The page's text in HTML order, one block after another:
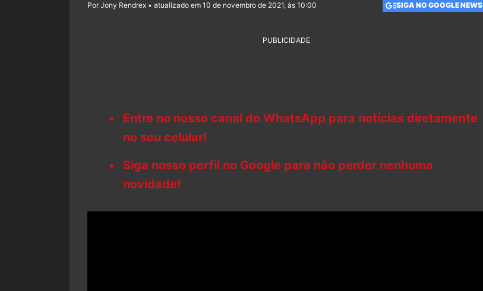
Por Jony Rendrex • atualizado em 10 de novembro de 2021, às 10:00 SIGA NO GOOGLE NEWS
PUBLICIDADE
Entre no nosso canal do WhatsApp para notícias diretamente
no seu celular!
Siga nosso perfil no Google para não perder nenhuma
novidade!